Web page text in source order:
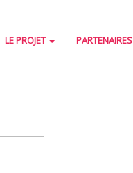
LE PROJET PARTENAIRES